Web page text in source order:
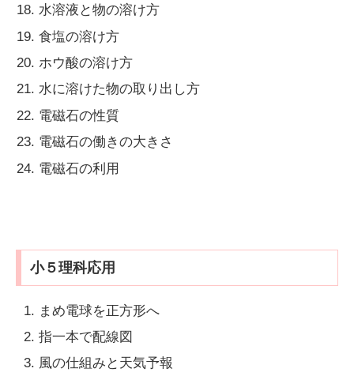
水溶液と物の溶け方
食塩の溶け方
ホウ酸の溶け方
水に溶けた物の取り出し方
電磁石の性質
電磁石の働きの大きさ
電磁石の利用
小５理科応用
まめ電球を正方形へ
指一本で配線図
風の仕組みと天気予報